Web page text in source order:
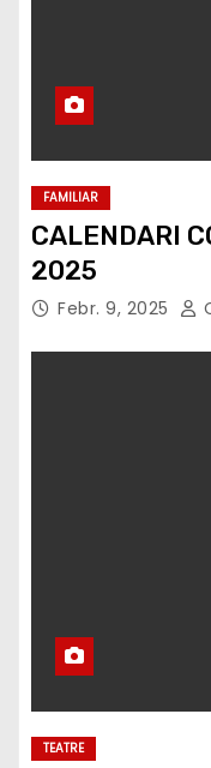
FAMILIAR
CALENDARI
2025
Febr. 9, 2025
TEATRE